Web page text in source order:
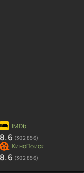
8.6 (302 856)
8.6 (302 856)